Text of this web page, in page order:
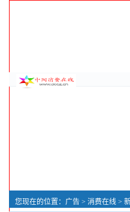
您现在的位置： 广告 > 消费在线 >